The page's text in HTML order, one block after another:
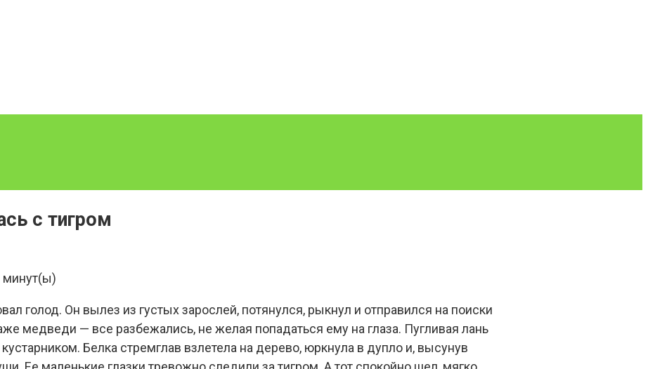
с тигром
минут(ы)
голод. Он вылез из густых зарослей, потянулся, рыкнул и отправился на поиски
медведи — все разбежались, не желая попадаться ему на глаза. Пугливая лань
Белка стремглав взлетела на дерево, юркнула в дупло и, высунув